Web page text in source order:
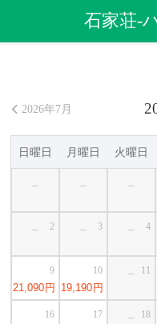
格安航空券 >
石家荘発ハイラル行き格
石家荘-
 2026年7月
日曜日 月曜日 火曜日
-- -- --
-- 2 -- 3 -- 4
21,090円
9
19,190円
10 -- 11
16 17 -- 18